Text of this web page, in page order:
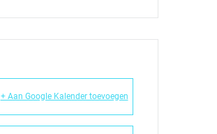
+ Aan Google Kalender toevoegen